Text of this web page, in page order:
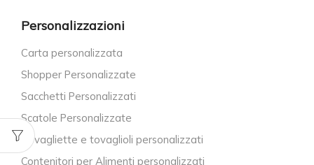
Personalizzazioni
Carta personalizzata
Shopper Personalizzate
Sacchetti Personalizzati
Scatole Personalizzate
Tovagliette e tovaglioli personalizzati
Contenitori per Alimenti personalizzati